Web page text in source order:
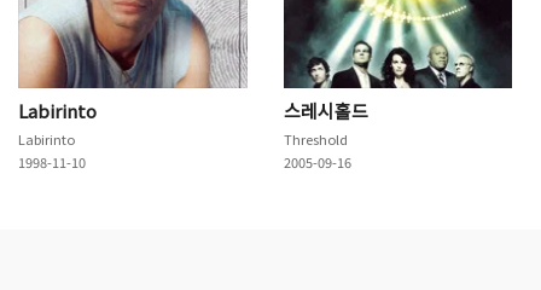
Labirinto
Labirinto
1998-11-10
스레시홀드
Threshold
2005-09-16